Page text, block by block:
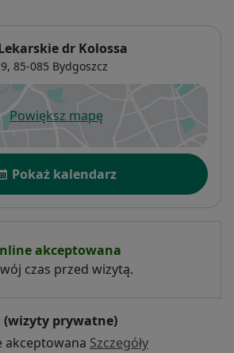
dr Kolossa
85-085 Bydgoszcz
Powiększ mapęotwiera się w nowej karcie
Pokaż kalendarz
akceptowana
czas przed wizytą.
(wizyty prywatne)
akceptowana Szczegóły